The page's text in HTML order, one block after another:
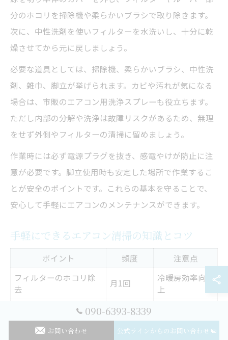
分のホコリを掃除機や柔らかいブラシで取り除きます。
次に、中性洗剤を使いフィルターを水洗いし、十分に乾
燥させてから元に戻しましょう。
必要な道具としては、掃除機、柔らかいブラシ、中性洗
剤、雑巾、脚立が挙げられます。カビや汚れが気になる
場合は、市販のエアコン用洗浄スプレーも役立ちます。
ただし内部の分解や洗浄は故障リスクがあるため、無理
をせず外側やフィルターの清掃に留めましょう。
作業時には必ず電源プラグを抜き、感電やけが防止に注
意が必要です。脚立使用時も安定した場所で作業するこ
とが安全のポイントです。これらの基本を守ることで、
安心して手軽にエアコンのメンテナンスができます。
手軽にできるエアコン清掃の知識とコツ
ポイント 頻度
注意点
フィルターのホコリ除
去
月1回
冷暖房効率向
上
送風運転後に清掃
清掃時毎
回
効
090-6393-8339
お問い合わせ 公式ラインからのお問い合わせ